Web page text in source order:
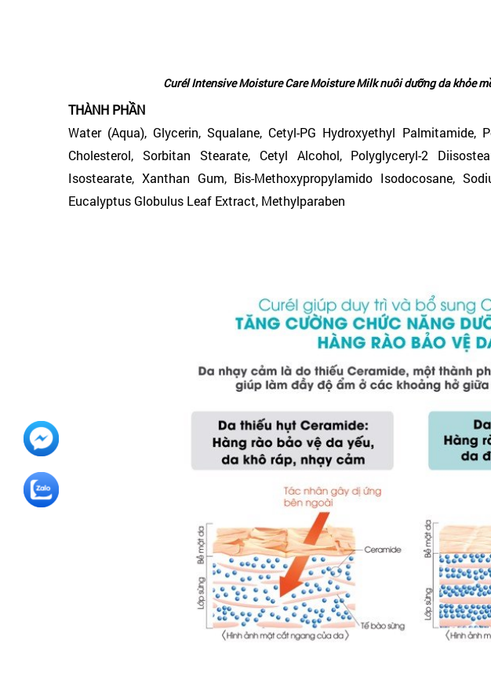
Curél Intensive Moisture Care Moisture Milk nuôi dưỡng da khỏe
THÀNH PHẦN
Water (Aqua), Glycerin, Squalane, Cetyl-PG Hydroxyethyl Palmitamide,
Cholesterol, Sorbitan Stearate, Cetyl Alcohol, Polyglyceryl-2
Isostearate, Xanthan Gum, Bis-Methoxypropylamido Isodocosane,
Eucalyptus Globulus Leaf Extract, Methylparaben